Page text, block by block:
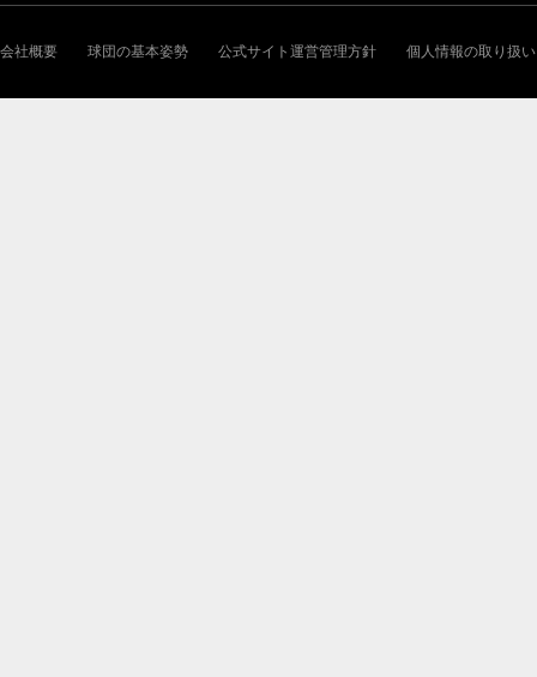
会社概要 球団の基本姿勢 公式サイト運営管理方針 個人情報の取り扱い